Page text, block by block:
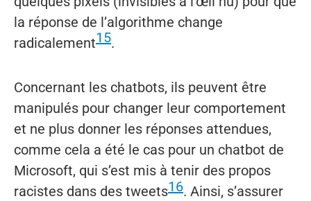
la réponse de l’algorithme change
radicalement15.
Concernant les chatbots, ils peuvent être
manipulés pour changer leur comportement
et ne plus donner les réponses attendues,
comme cela a été le cas pour un chatbot de
Microsoft, qui s’est mis à tenir des propos
racistes dans des tweets16. Ainsi, s’assurer